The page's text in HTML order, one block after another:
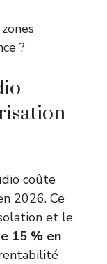
?
coûte
2026. Ce
et le
15 % en